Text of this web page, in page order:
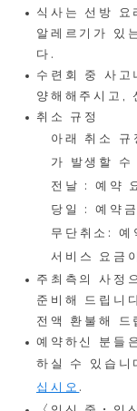
식사는 선방
알레르기가 있
다.
수련회 중 사
양해해주시고,
취소 규정
아래 취소
가 발생할 수
전날 : 예약
당일 : 예약
무단취소:
서비스 요금
주최측의 사정
준비해 드립니
전액 환불해 드
예약하신 분들
하실 수 있습니
십시오 .